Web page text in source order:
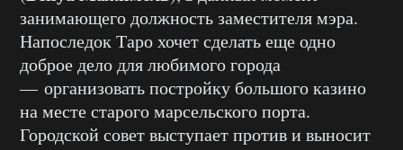
занимающего должность заместителя мэра.
Напоследок Таро хочет сделать еще одно
доброе дело для любимого города
— организовать постройку большого казино
на месте старого марсельского порта.
Городской совет выступает против и выносит